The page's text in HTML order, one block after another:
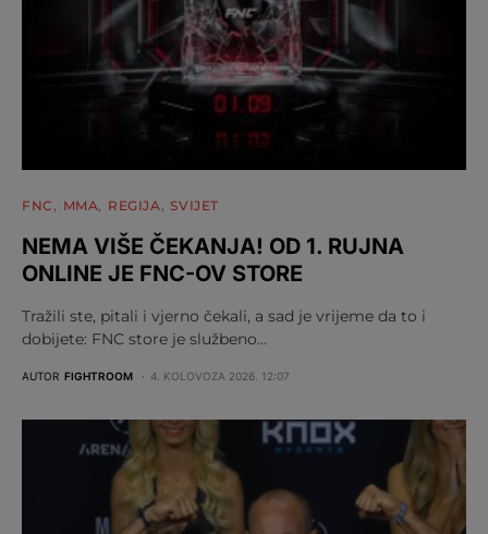
FNC MMA REGIJA SVIJET
NEMA VIŠE ČEKANJA! OD 1. RUJNA
ONLINE JE FNC-OV STORE
Tražili ste, pitali i vjerno čekali, a sad je vrijeme da to i
dobijete: FNC store je službeno…
AUTOR FIGHTROOM 4. KOLOVOZA 2026. 12:07